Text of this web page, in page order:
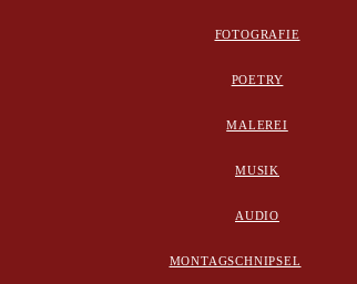
FOTOGRAFIE
POETRY
MALEREI
MUSIK
AUDIO
MONTAGSCHNIPSEL